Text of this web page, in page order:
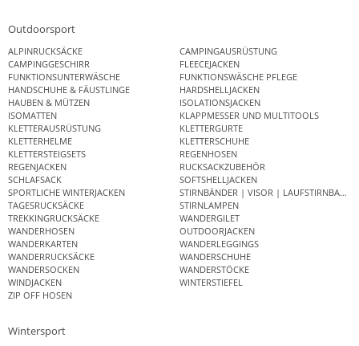
Outdoorsport
ALPINRUCKSÄCKE
CAMPINGAUSRÜSTUNG
CAMPINGGESCHIRR
FLEECEJACKEN
FUNKTIONSUNTERWÄSCHE
FUNKTIONSWÄSCHE PFLEGE
HANDSCHUHE & FÄUSTLINGE
HARDSHELLJACKEN
HAUBEN & MÜTZEN
ISOLATIONSJACKEN
ISOMATTEN
KLAPPMESSER UND MULTITOOLS
KLETTERAUSRÜSTUNG
KLETTERGURTE
KLETTERHELME
KLETTERSCHUHE
KLETTERSTEIGSETS
REGENHOSEN
REGENJACKEN
RUCKSACKZUBEHÖR
SCHLAFSACK
SOFTSHELLJACKEN
SPORTLICHE WINTERJACKEN
STIRNBÄNDER | VISOR | LAUFSTIRNBAND
TAGESRUCKSÄCKE
STIRNLAMPEN
TREKKINGRUCKSÄCKE
WANDERGILET
WANDERHOSEN
OUTDOORJACKEN
WANDERKARTEN
WANDERLEGGINGS
WANDERRUCKSÄCKE
WANDERSCHUHE
WANDERSOCKEN
WANDERSTÖCKE
WINDJACKEN
WINTERSTIEFEL
ZIP OFF HOSEN
Wintersport